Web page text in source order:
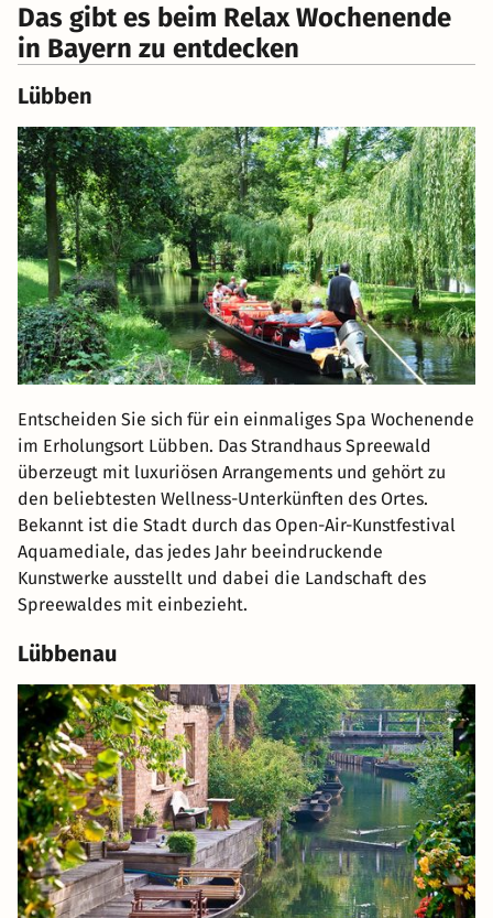
Das gibt es beim Relax Wochenende
in Bayern zu entdecken
Lübben
Entscheiden Sie sich für ein einmaliges Spa Wochenende
im Erholungsort Lübben. Das Strandhaus Spreewald
überzeugt mit luxuriösen Arrangements und gehört zu
den beliebtesten Wellness-Unterkünften des Ortes.
Bekannt ist die Stadt durch das Open-Air-Kunstfestival
Aquamediale, das jedes Jahr beeindruckende
Kunstwerke ausstellt und dabei die Landschaft des
Spreewaldes mit einbezieht.
Lübbenau